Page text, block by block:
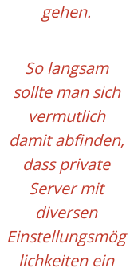
gehen.
So langsam
sollte man sich
vermutlich
damit abfinden,
dass private
Server mit
diversen
Einstellungsmög
lichkeiten ein